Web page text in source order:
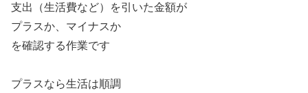
支出（生活費など）を引いた金額が
プラスか、マイナスか
を確認する作業です
プラスなら生活は順調